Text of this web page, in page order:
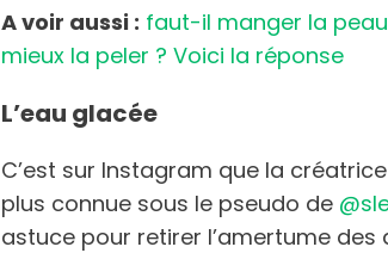
A voir aussi : faut-il manger la
mieux la peler ? Voici la réponse
L’eau glacée
C’est sur Instagram que la
plus connue sous le pseudo de
astuce pour retirer l’amertume des